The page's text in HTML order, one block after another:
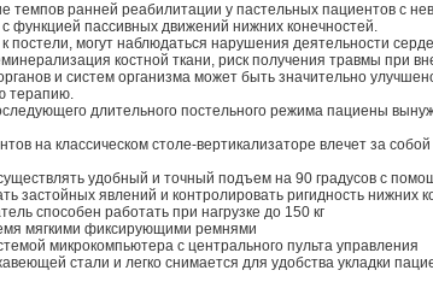
темпов ранней реабилитации у пастельных пациентов с
функцией пассивных движений нижних конечностей.
постели, могут наблюдаться нарушения деятельности
костной ткани, риск получения травмы при
и систем организма может быть значительно
терапию.
длительного постельного режима пациены
на классическом столе-вертикализаторе влечет за
удобный и точный подъем на 90 градусов с
застойных явлений и контролировать ригидность нижних
способен работать при нагрузке до 150 кг
мягкими фиксирующими ремнями
микрокомпьютера с центрального пульта управления
стали и легко снимается для удобства укладки